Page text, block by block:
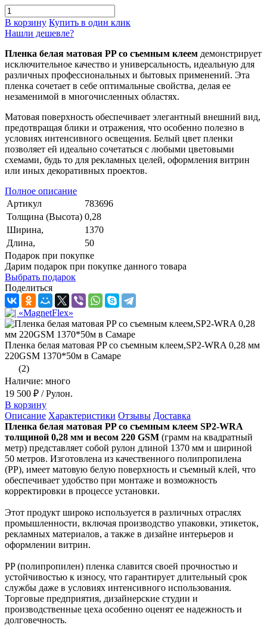
В корзину Купить в один клик
Нашли дешевле?
Пленка белая матовая PP со съемным клеем демонстрирует
исключительное качество и универсальность, идеальную для
различных профессиональных и бытовых применений. Эта
пленка сочетает в себе оптимальные свойства, делая ее
незаменимой в многочисленных областях.
Матовая поверхность обеспечивает элегантный внешний вид,
предотвращая блики и отражения, что особенно полезно в
условиях интенсивного освещения. Белый цвет пленки
позволяет ей идеально сочетаться с любыми цветовыми
схемами, будь то для рекламных целей, оформления витрин
или иных декоративных проектов.
Полное описание
Артикул
783696
Толщина (Высота) 0,28
Ширина,
1370
Длина,
50
Подарок при покупке
Дарим подарок при покупке данного товара
Выбрать подарок
Поделиться
Пленка белая матовая PP со съемным клеем,SP2-WRA 0,28 мм
220GSM 1370*50м в Самаре
(2)
Наличие: много
19 500 ₽ / Рулон.
В корзину
Описание Характеристики Отзывы Доставка
Пленка белая матовая PP со съемным клеем SP2-WRA
толщиной 0,28 мм и весом 220 GSM (грамм на квадратный
метр) представляет собой рулон длиной 1370 мм и шириной
50 метров. Изготовлена из качественного полипропилена
(PP), имеет матовую белую поверхность и съемный клей, что
обеспечивает удобство при монтаже и возможность
корректировки в процессе установки.
Этот продукт широко используется в различных отраслях
промышленности, включая производство упаковки, этикеток,
рекламных материалов, а также в дизайне интерьеров и
оформлении витрин.
PP (полипропилен) пленка славится своей прочностью и
устойчивостью к износу, что гарантирует длительный срок
службы даже в условиях интенсивного использования.
Торговые предприятия, дизайнерские студии и
производственные цеха особенно оценят ее надежность и
долговечность.